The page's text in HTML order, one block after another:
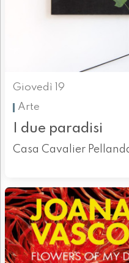
Giovedì 19
Arte
I due paradisi
Casa Cavalier